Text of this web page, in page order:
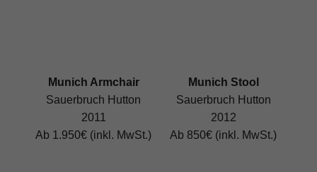
Munich Armchair
Sauerbruch Hutton
2011
Ab 1.950€ (inkl. MwSt.)
Munich Stool
Sauerbruch Hutton
2012
Ab 850€ (inkl. MwSt.)